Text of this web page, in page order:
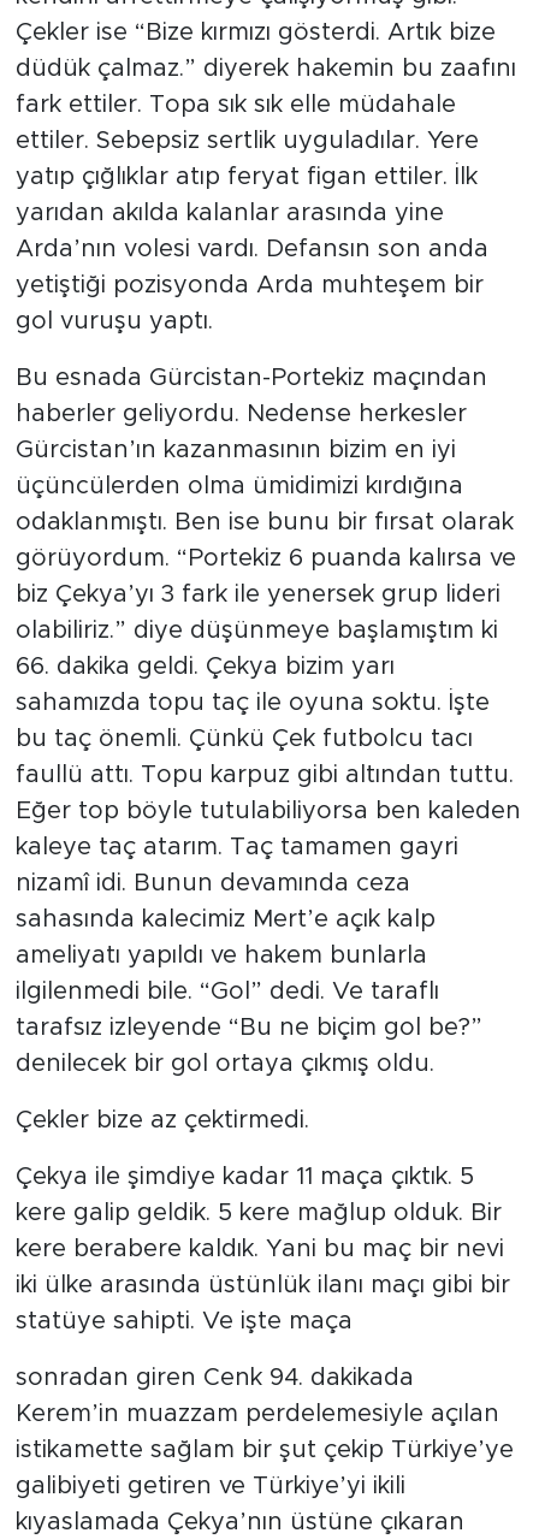
Çekler ise “Bize kırmızı gösterdi. Artık bize
düdük çalmaz.” diyerek hakemin bu zaafını
fark ettiler. Topa sık sık elle müdahale
ettiler. Sebepsiz sertlik uyguladılar. Yere
yatıp çığlıklar atıp feryat figan ettiler. İlk
yarıdan akılda kalanlar arasında yine
Arda’nın volesi vardı. Defansın son anda
yetiştiği pozisyonda Arda muhteşem bir
gol vuruşu yaptı.
Bu esnada Gürcistan-Portekiz maçından
haberler geliyordu. Nedense herkesler
Gürcistan’ın kazanmasının bizim en iyi
üçüncülerden olma ümidimizi kırdığına
odaklanmıştı. Ben ise bunu bir fırsat olarak
görüyordum. “Portekiz 6 puanda kalırsa ve
biz Çekya’yı 3 fark ile yenersek grup lideri
olabiliriz.” diye düşünmeye başlamıştım ki
66. dakika geldi. Çekya bizim yarı
sahamızda topu taç ile oyuna soktu. İşte
bu taç önemli. Çünkü Çek futbolcu tacı
faullü attı. Topu karpuz gibi altından tuttu.
Eğer top böyle tutulabiliyorsa ben kaleden
kaleye taç atarım. Taç tamamen gayri
nizamî idi. Bunun devamında ceza
sahasında kalecimiz Mert’e açık kalp
ameliyatı yapıldı ve hakem bunlarla
ilgilenmedi bile. “Gol” dedi. Ve taraflı
tarafsız izleyende “Bu ne biçim gol be?”
denilecek bir gol ortaya çıkmış oldu.
Çekler bize az çektirmedi.
Çekya ile şimdiye kadar 11 maça çıktık. 5
kere galip geldik. 5 kere mağlup olduk. Bir
kere berabere kaldık. Yani bu maç bir nevi
iki ülke arasında üstünlük ilanı maçı gibi bir
statüye sahipti. Ve işte maça
sonradan giren Cenk 94. dakikada
Kerem’in muazzam perdelemesiyle açılan
istikamette sağlam bir şut çekip Türkiye’ye
galibiyeti getiren ve Türkiye’yi ikili
kıyaslamada Çekya’nın üstüne çıkaran